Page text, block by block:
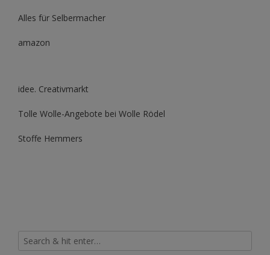
Alles für Selbermacher
amazon
idee. Creativmarkt
Tolle Wolle-Angebote bei Wolle Rödel
Stoffe Hemmers